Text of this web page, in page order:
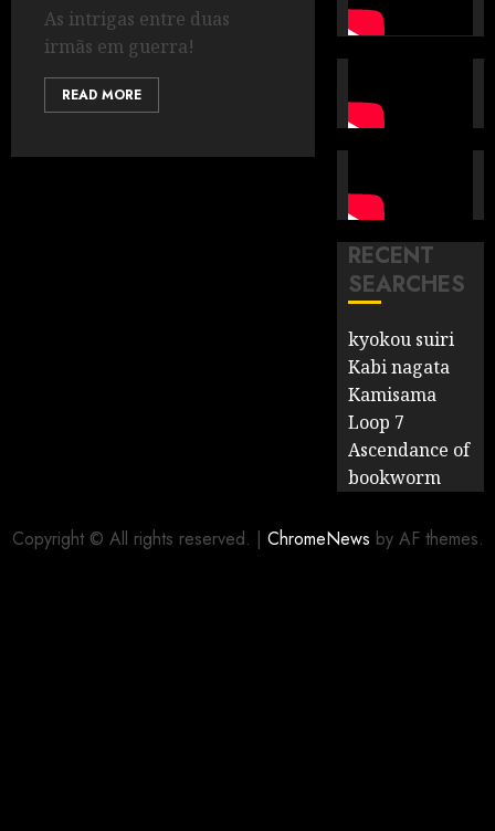
As intrigas entre duas
irmãs em guerra!
READ MORE
RECENT
SEARCHES
kyokou suiri
Kabi nagata
Kamisama
Loop 7
Ascendance of
bookworm
Copyright © All rights reserved. | ChromeNews by AF themes.